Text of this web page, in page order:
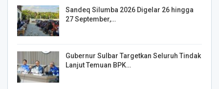
Sandeq Silumba 2026 Digelar 26 hingga
27 September,…
Gubernur Sulbar Targetkan Seluruh Tindak
Lanjut Temuan BPK…